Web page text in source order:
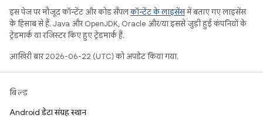
इस पेज पर मौजूद कॉन्टेंट और कोड सैंपलकॉन्टेंट के लाइसेंसमें बताए गए लाइसेंस
के हिसाब से हैं. Java और OpenJDK, Oracle और/या इससे जुड़ी हुई कंपनियों के
ट्रेडमार्क या रजिस्टर किए हुए ट्रेडमार्क हैं.
आखिरी बार 2026-06-22 (UTC) को अपडेट किया गया.
बिल्ड
Android डेटा संग्रह स्थान